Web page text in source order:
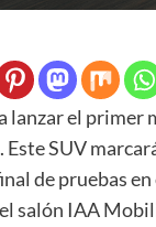
lanzar el primer
SUV
de pruebas
salón IAA